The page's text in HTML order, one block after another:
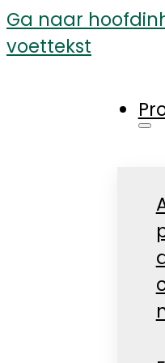
Ga naar
voettekst